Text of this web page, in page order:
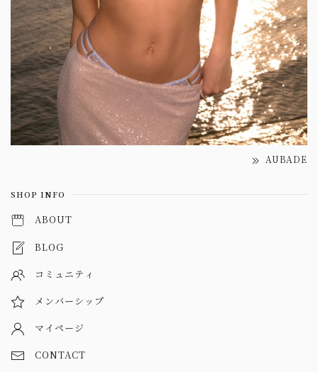
AUBADE
SHOP INFO
ABOUT
BLOG
コミュニティ
メンバーシップ
マイページ
CONTACT